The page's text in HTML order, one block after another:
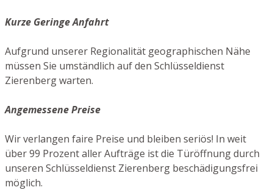
Kurze Geringe Anfahrt
Aufgrund unserer Regionalität geographischen Nähe
müssen Sie umständlich auf den Schlüsseldienst
Zierenberg warten.
Angemessene Preise
Wir verlangen faire Preise und bleiben seriös! In weit
über 99 Prozent aller Aufträge ist die Türöffnung durch
unseren Schlüsseldienst Zierenberg beschädigungsfrei
möglich.